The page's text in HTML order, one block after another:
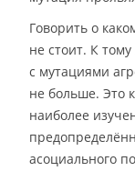
Говорить о
не стоит. К
с мутациями
не больше. Это
наиболее
асоциального